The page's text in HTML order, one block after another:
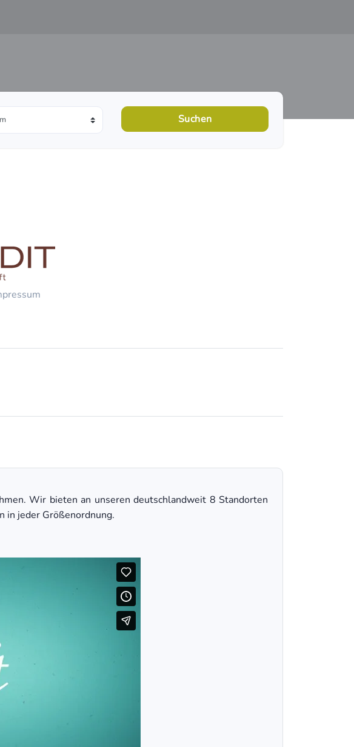
Wir bieten an unseren deutschlandweit 8 Standorten
in jeder Größenordnung.